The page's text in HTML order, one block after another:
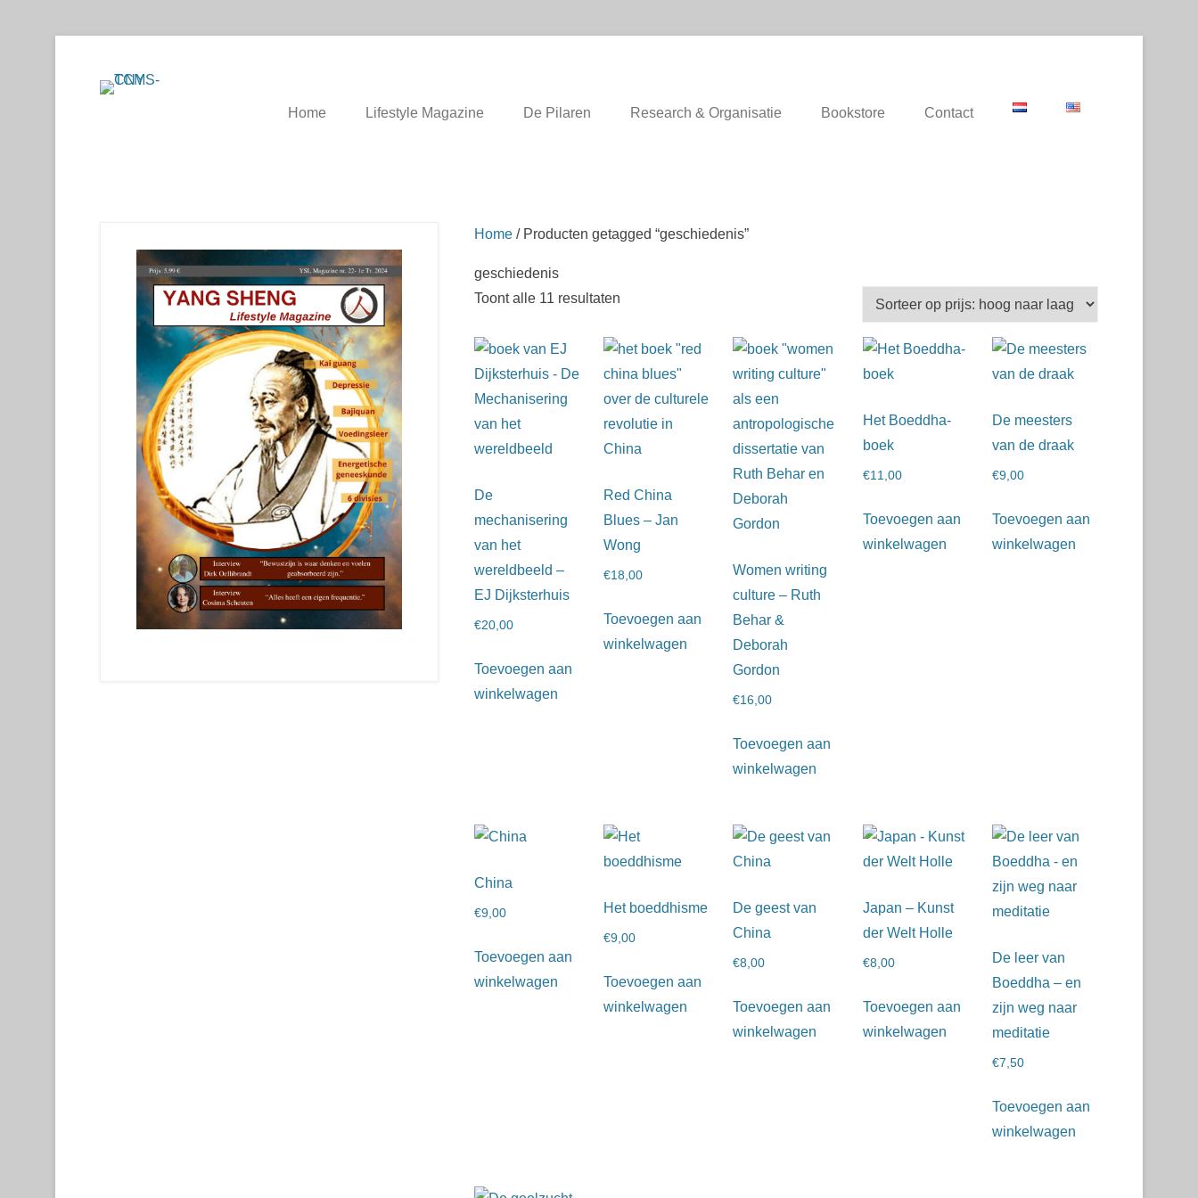
Home Lifestyle Magazine De Pilaren Research & Organisatie Bookstore Contact
Home / Producten getagged “geschiedenis”
geschiedenis
Toont alle 11 resultaten
De
mechanisering
van het
wereldbeeld –
EJ Dijksterhuis
€20,00
Toevoegen aan
winkelwagen
Red China
Blues – Jan
Wong
€18,00
Toevoegen aan
winkelwagen
Women writing
culture – Ruth
Behar &
Deborah
Gordon
€16,00
Toevoegen aan
winkelwagen
Het Boeddha-
boek
€11,00
Toevoegen aan
winkelwagen
De meesters
van de draak
€9,00
Toevoegen aan
winkelwagen
China
€9,00
Toevoegen aan
winkelwagen
Het boeddhisme
€9,00
Toevoegen aan
winkelwagen
De geest van
China
€8,00
Toevoegen aan
winkelwagen
Japan – Kunst
der Welt Holle
€8,00
Toevoegen aan
winkelwagen
De leer van
Boeddha – en
zijn weg naar
meditatie
€7,50
Toevoegen aan
winkelwagen